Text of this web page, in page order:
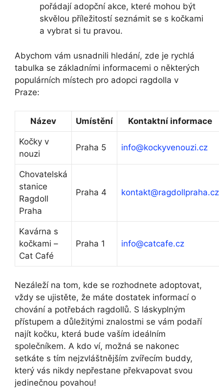
pořádají adopční akce, které mohou být
skvělou příležitostí seznámit se s kočkami
a vybrat si tu pravou.
Abychom vám usnadnili hledání, zde je rychlá
tabulka se základními informacemi o některých
populárních místech pro adopci ragdolla v
Praze:
Název Umístění Kontaktní informace
Kočky v
nouzi
Praha 5 info@kockyvenouzi.cz
Chovatelská
stanice
Ragdoll
Praha
Praha 4 kontakt@ragdollpraha.cz
Kavárna s
kočkami –
Cat Café
Praha 1 info@catcafe.cz
Nezáleží na tom, kde se rozhodnete adoptovat,
vždy se ujistěte, že máte dostatek informací o
chování a potřebách ragdollů. S láskyplným
přístupem a důležitými znalostmi se vám podaří
najít kočku, která bude vaším ideálním
společníkem. A kdo ví, možná se nakonec
setkáte s tím nejzvláštnějším zvířecím buddy,
který vás nikdy nepřestane překvapovat svou
jedinečnou povahou!